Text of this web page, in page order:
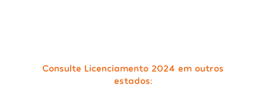
Consulte Licenciamento 2024 em outros
estados: